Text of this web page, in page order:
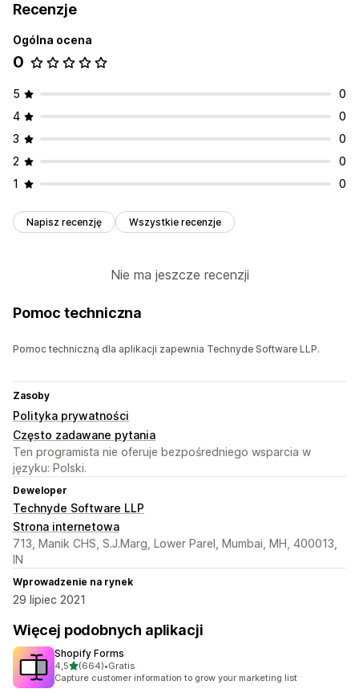
Recenzje
Ogólna ocena
0
5
0
4
0
3
0
2
0
1
0
Napisz recenzję Wszystkie recenzje
Nie ma jeszcze recenzji
Pomoc techniczna
Pomoc techniczną dla aplikacji zapewnia Technyde Software LLP.
Zasoby
Polityka prywatności
Często zadawane pytania
Ten programista nie oferuje bezpośredniego wsparcia w
języku: Polski.
Deweloper
Technyde Software LLP
Strona internetowa
713, Manik CHS, S.J.Marg, Lower Parel, Mumbai, MH, 400013,
IN
Wprowadzenie na rynek
29 lipiec 2021
Więcej podobnych aplikacji
Shopify Forms
4,5na 5 gwiazdek
(664)
Łączna liczba recenzji: 664
•Gratis
Capture customer information to grow your marketing list